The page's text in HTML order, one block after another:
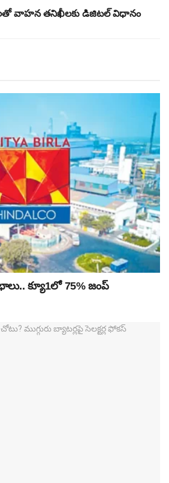
వాహన తనిఖీలకు డిజిటల్ విధానం
క్యూ1లో 75% జంప్‌